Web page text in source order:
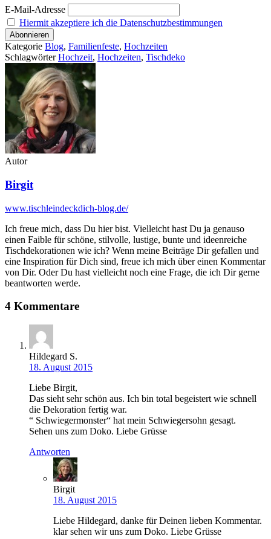
E-Mail-Adresse
Hiermit akzeptiere ich die Datenschutzbestimmungen
Kategorie Blog, Familienfeste, Hochzeiten
SchlagwörterHochzeit, Hochzeiten, Tischdeko
Autor
Birgit
www.tischleindeckdich-blog.de/
Ich freue mich, dass Du hier bist. Vielleicht hast Du ja genauso
einen Faible für schöne, stilvolle, lustige, bunte und ideenreiche
Tischdekorationen wie ich? Wenn meine Beiträge Dir gefallen und
eine Inspiration für Dich sind, freue ich mich über einen Kommentar
von Dir. Oder Du hast vielleicht noch eine Frage, die ich Dir gerne
beantworten werde.
4 Kommentare
Hildegard S.
18. August 2015
Liebe Birgit,
Das sieht sehr schön aus. Ich bin total begeistert wie schnell
die Dekoration fertig war.
“ Schwiegermonster“ hat mein Schwiegersohn gesagt.
Sehen uns zum Doko. Liebe Grüsse
Antworten
Birgit
18. August 2015
Liebe Hildegard, danke für Deinen lieben Kommentar.
klar sehen wir uns zum Doko. Liebe Grüsse